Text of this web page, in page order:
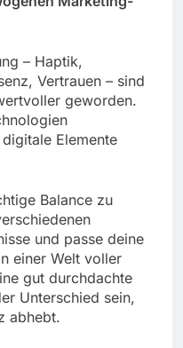
– Haptik,
Vertrauen – sind
geworden.
Elemente
Balance zu
und passe deine
einer Welt voller
gut durchdachte
Unterschied sein,
abhebt.